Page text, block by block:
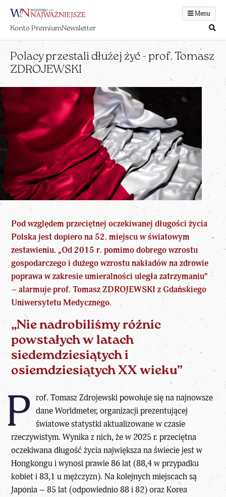
Menu
Konto PremiumNewsletter
Polacy przestali dłużej żyć - prof. Tomasz
ZDROJEWSKI
Pod względem przeciętnej oczekiwanej długości życia
Polska jest dopiero na 52. miejscu w światowym
zestawieniu. „Od 2015 r. pomimo dobrego wzrostu
gospodarczego i dużego wzrostu nakładów na zdrowie
poprawa w zakresie umieralności uległa zatrzymaniu”
– alarmuje prof. Tomasz ZDROJEWSKI z Gdańskiego
Uniwersytetu Medycznego.
„Nie nadrobiliśmy różnic
powstałych w latach
siedemdziesiątych i
osiemdziesiątych XX wieku”
P rof. Tomasz Zdrojewski powołuje się na najnowsze
dane Worldmeter, organizacji prezentującej
światowe statystki aktualizowane w czasie
rzeczywistym. Wynika z nich, że w 2025 r. przeciętna
oczekiwana długość życia największa na świecie jest w
Hongkongu i wynosi prawie 86 lat (88,4 w przypadku
kobiet i 83,1 u mężczyzn). Na kolejnych miejscach są
Japonia – 85 lat (odpowiednio 88 i 82) oraz Korea